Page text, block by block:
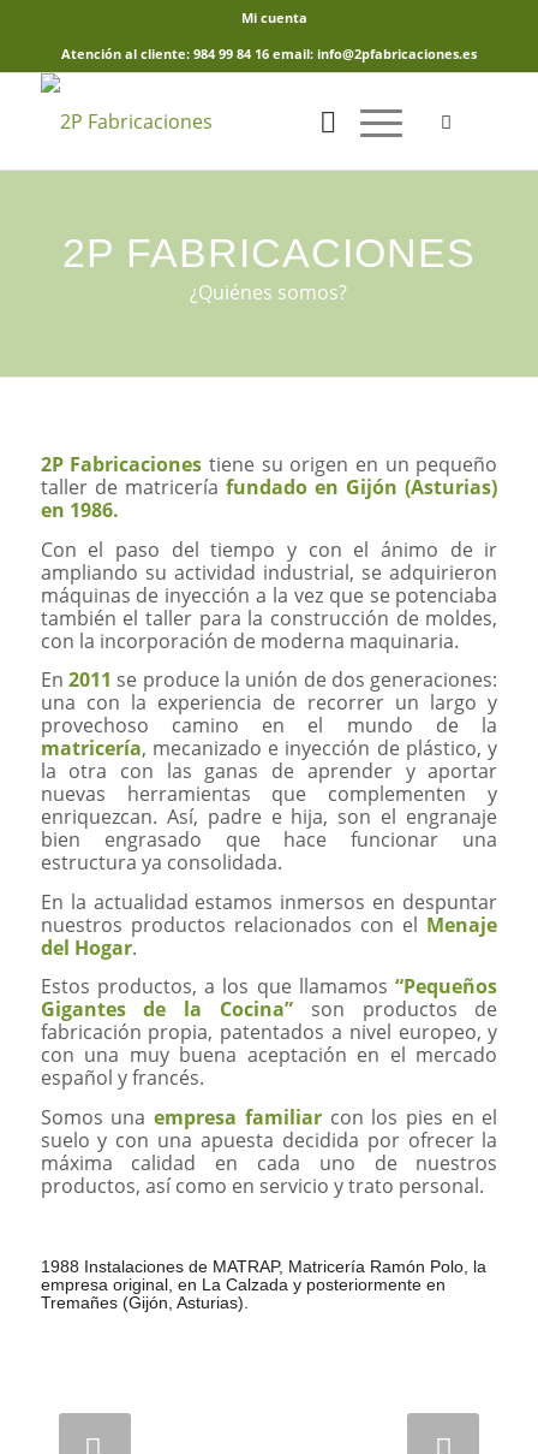
Mi cuenta
Atención al cliente: 984 99 84 16 email: info@2pfabricaciones.es
2P FABRICACIONES
¿Quiénes somos?
2P Fabricaciones tiene su origen en un pequeño
taller de matricería fundado en Gijón (Asturias)
en 1986.
Con el paso del tiempo y con el ánimo de ir
ampliando su actividad industrial, se adquirieron
máquinas de inyección a la vez que se potenciaba
también el taller para la construcción de moldes,
con la incorporación de moderna maquinaria.
En 2011 se produce la unión de dos generaciones:
una con la experiencia de recorrer un largo y
provechoso camino en el mundo de la
matricería, mecanizado e inyección de plástico, y
la otra con las ganas de aprender y aportar
nuevas herramientas que complementen y
enriquezcan. Así, padre e hija, son el engranaje
bien engrasado que hace funcionar una
estructura ya consolidada.
En la actualidad estamos inmersos en despuntar
nuestros productos relacionados con el Menaje
del Hogar.
Estos productos, a los que llamamos“Pequeños
Gigantes de la Cocina” son productos de
fabricación propia, patentados a nivel europeo, y
con una muy buena aceptación en el mercado
español y francés.
Somos unaempresa familiarcon los pies en el
suelo y con una apuesta decidida por ofrecer la
máxima calidad en cada uno de nuestros
productos, así como en servicio y trato personal.
1988 Instalaciones de MATRAP, Matricería Ramón Polo, la
empresa original, en La Calzada y posteriormente en
Tremañes (Gijón, Asturias).